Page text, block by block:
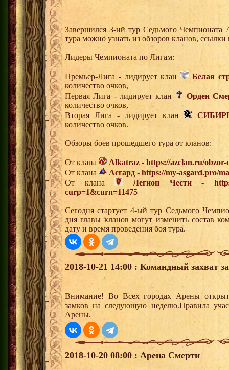
Завершился 3-ий тур Седьмого
тура можно узнать из обзоров кланов,
Лидеры Чемпионата по Лигам:
Премьер-Лига - лидирует клан
Белая
количество очков,
Первая Лига - лидирует клан
Орден
количество очков,
Вторая Лига - лидирует клан
количество очков.
Обзоры боев прошедшего тура от кланов:
От клана Alkatraz - https://azclan.ru/obzor-
От клана
Асгард - https://my-asgard.pro/
От клана
Легион Чести-
curp=1&curn=11475
Сегодня стартует 4-ый тур Седьмого
дня главы кланов могут изменить состав
дату и время проведения боя тура.
2018-10-21 14:00 : Командный захват
Внимание! Во Всех городах Арены
замков на следующую неделю.Правила
Арены.
2018-10-20 08:00 : Арена Смерти